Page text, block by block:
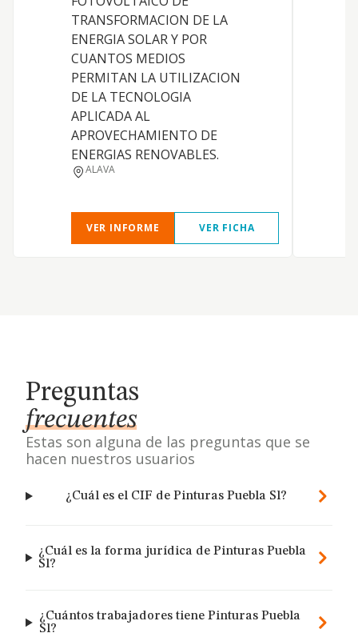
TRANSFORMACION DE LA
ENERGIA SOLAR Y POR
CUANTOS MEDIOS
PERMITAN LA UTILIZACION
DE LA TECNOLOGIA
APLICADA AL
APROVECHAMIENTO DE
ENERGIAS RENOVABLES.
ALAVA
VER INFORME VER FICHA
Preguntas
frecuentes
Estas son alguna de las preguntas que se
hacen nuestros usuarios
¿Cuál es el CIF de Pinturas Puebla Sl?
¿Cuál es la forma jurídica de Pinturas Puebla
Sl?
¿Cuántos trabajadores tiene Pinturas Puebla
Sl?